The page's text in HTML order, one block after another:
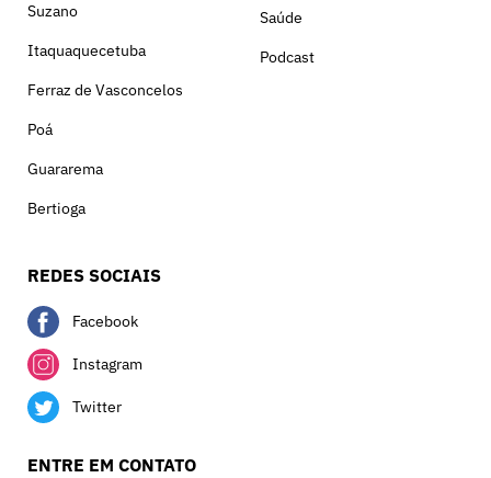
Suzano
Itaquaquecetuba
Ferraz de Vasconcelos
Poá
Guararema
Bertioga
Saúde
Podcast
REDES SOCIAIS
Facebook
Instagram
Twitter
ENTRE EM CONTATO